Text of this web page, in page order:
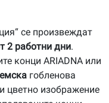
се произвеждат
2 работни дни.
конци ARIADNA или
гобленова
цветно изображение